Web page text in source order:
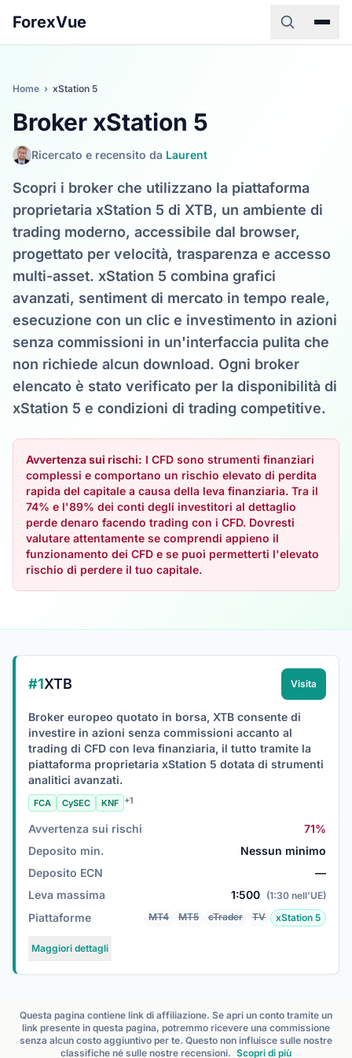
ForexVue
Home › xStation 5
Broker xStation 5
Ricercato e recensito da Laurent
Scopri i broker che utilizzano la piattaforma
proprietaria xStation 5 di XTB, un ambiente di
trading moderno, accessibile dal browser,
progettato per velocità, trasparenza e accesso
multi-asset. xStation 5 combina grafici
avanzati, sentiment di mercato in tempo reale,
esecuzione con un clic e investimento in azioni
senza commissioni in un'interfaccia pulita che
non richiede alcun download. Ogni broker
elencato è stato verificato per la disponibilità di
xStation 5 e condizioni di trading competitive.
Avvertenza sui rischi: I CFD sono strumenti finanziari
complessi e comportano un rischio elevato di perdita
rapida del capitale a causa della leva finanziaria. Tra il
74% e l'89% dei conti degli investitori al dettaglio
perde denaro facendo trading con i CFD. Dovresti
valutare attentamente se comprendi appieno il
funzionamento dei CFD e se puoi permetterti l'elevato
rischio di perdere il tuo capitale.
#1XTB Visita
Broker europeo quotato in borsa, XTB consente di
investire in azioni senza commissioni accanto al
trading di CFD con leva finanziaria, il tutto tramite la
piattaforma proprietaria xStation 5 dotata di strumenti
analitici avanzati.
FCA CySEC KNF +1
Avvertenza sui rischi
71%
Deposito min.
Nessun minimo
Deposito ECN
—
Leva massima
1:500 (1:30 nell'UE)
Piattaforme MT4 MT5 cTrader TV xStation 5
Maggiori dettagli
Questa pagina contiene link di affiliazione. Se apri un conto tramite un
link presente in questa pagina, potremmo ricevere una commissione
senza alcun costo aggiuntivo per te. Questo non influisce sulle nostre
classifiche né sulle nostre recensioni. Scopri di più